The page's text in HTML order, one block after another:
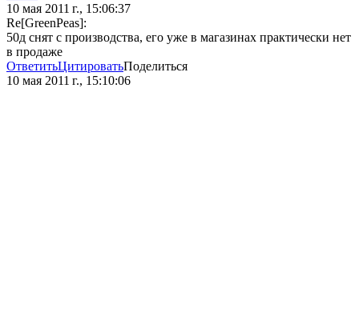
10 мая 2011 г., 15:06:37
Re[GreenPeas]:
50д снят с производства, его уже в магазинах практически нет
в продаже
ОтветитьЦитироватьПоделиться
10 мая 2011 г., 15:10:06